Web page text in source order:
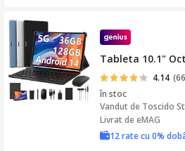
Tableta 10.1"
4.14
în stoc
Vandut de Toscido
Livrat de eMAG
12 rate cu 0%